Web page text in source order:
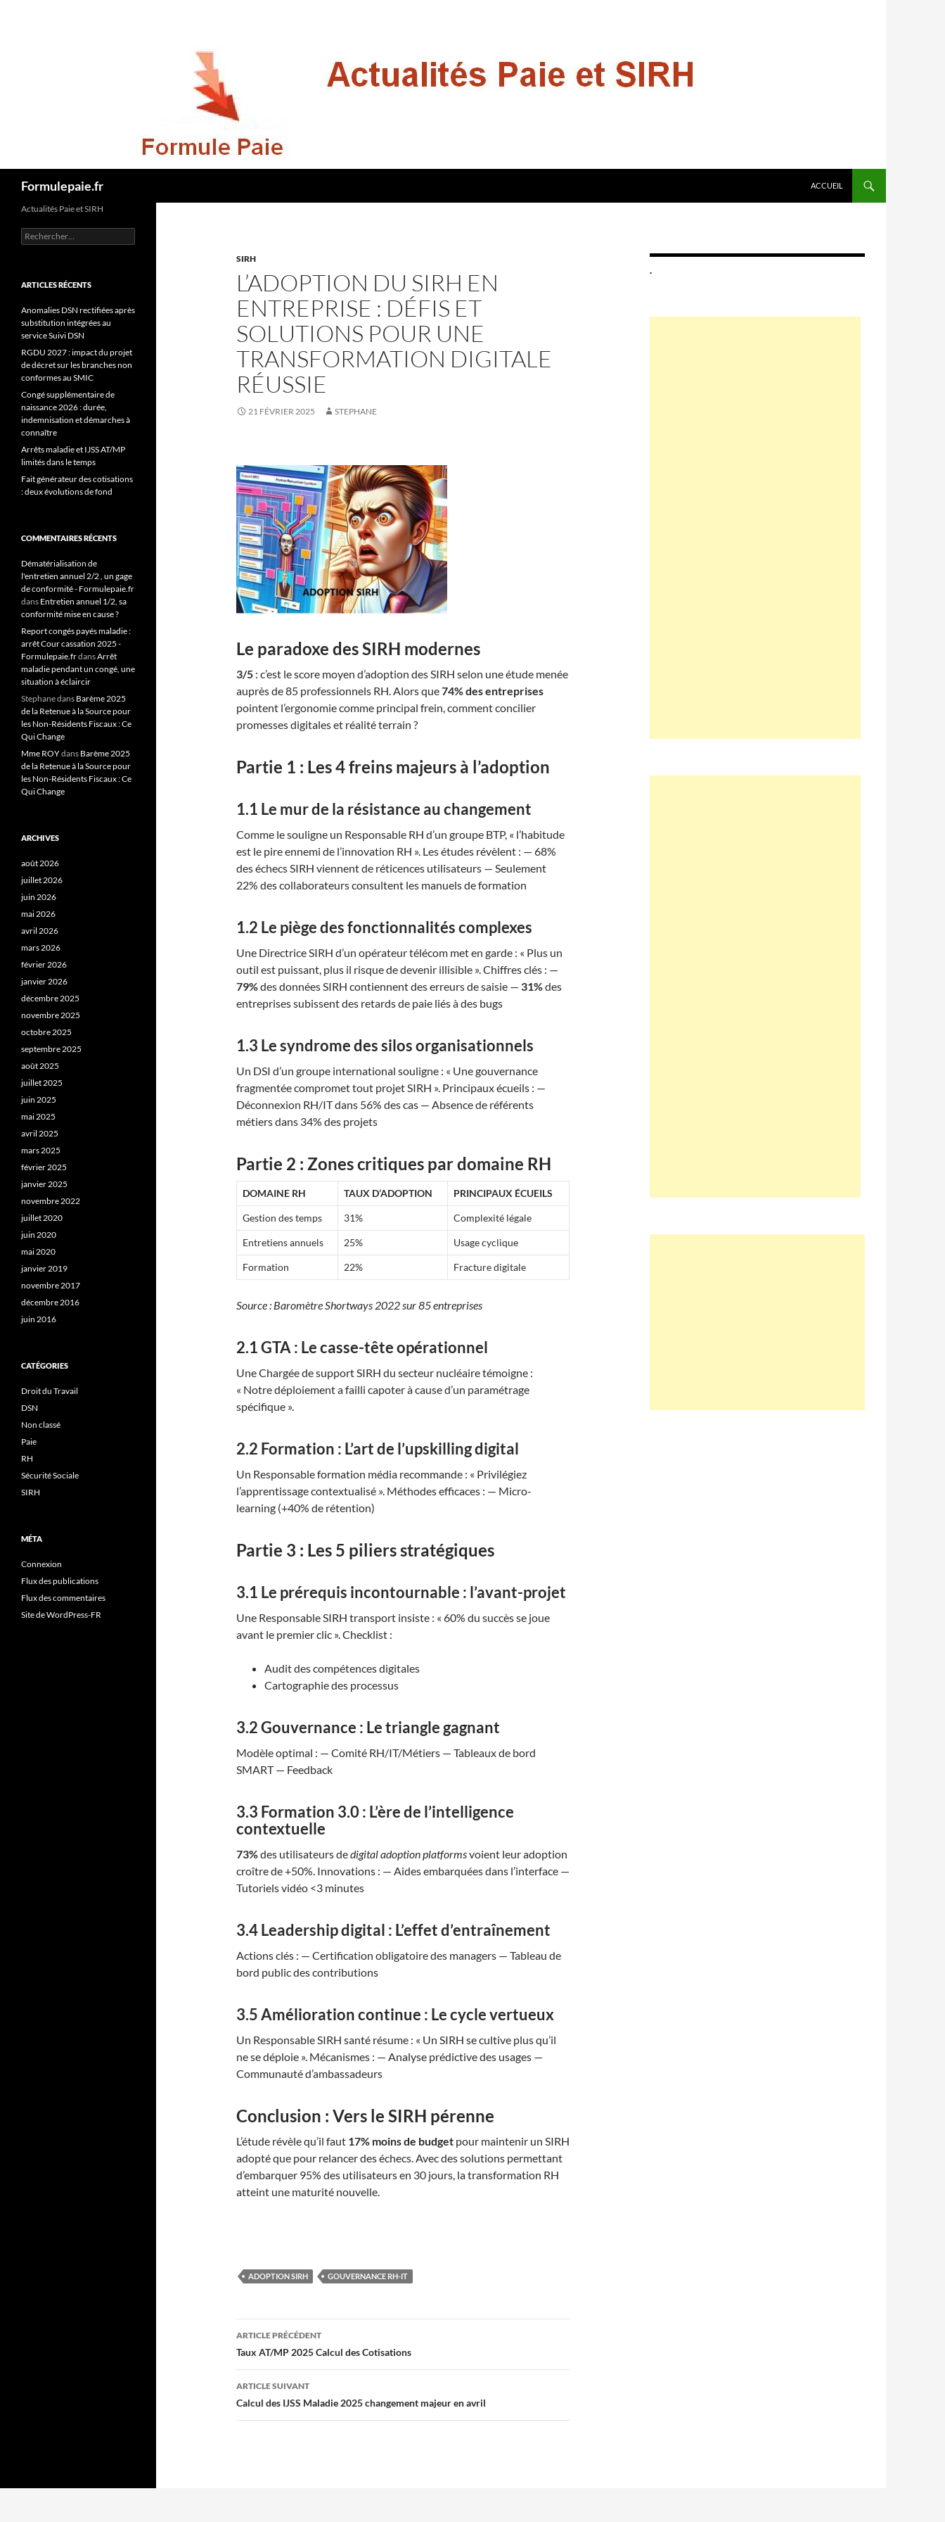
Formulepaie.fr
ACCUEIL
SIRH
L’ADOPTION DU SIRH EN
ENTREPRISE : DÉFIS ET
SOLUTIONS POUR UNE
TRANSFORMATION DIGITALE
RÉUSSIE
21 FÉVRIER 2025 STEPHANE
Le paradoxe des SIRH modernes
3/5 : c’est le score moyen d’adoption des SIRH selon une étude menée
auprès de 85 professionnels RH. Alors que74% des entreprises
pointent l’ergonomie comme principal frein, comment concilier
promesses digitales et réalité terrain ?
Partie 1 : Les 4 freins majeurs à l’adoption
1.1 Le mur de la résistance au changement
Comme le souligne un Responsable RH d’un groupe BTP, « l’habitude
est le pire ennemi de l’innovation RH ». Les études révèlent : — 68%
des échecs SIRH viennent de réticences utilisateurs — Seulement
22% des collaborateurs consultent les manuels de formation
1.2 Le piège des fonctionnalités complexes
Une Directrice SIRH d’un opérateur télécom met en garde : « Plus un
outil est puissant, plus il risque de devenir illisible ». Chiffres clés : —
79%des données SIRH contiennent des erreurs de saisie — 31%des
entreprises subissent des retards de paie liés à des bugs
1.3 Le syndrome des silos organisationnels
Un DSI d’un groupe international souligne : « Une gouvernance
fragmentée compromet tout projet SIRH ». Principaux écueils : —
Déconnexion RH/IT dans 56% des cas — Absence de référents
métiers dans 34% des projets
Partie 2 : Zones critiques par domaine RH
DOMAINE RH TAUX D’ADOPTION PRINCIPAUX ÉCUEILS
Gestion des temps 31% Complexité légale
Entretiens annuels 25% Usage cyclique
Formation 22% Fracture digitale
Source : Baromètre Shortways 2022 sur 85 entreprises
2.1 GTA : Le casse-tête opérationnel
Une Chargée de support SIRH du secteur nucléaire témoigne :
« Notre déploiement a failli capoter à cause d’un paramétrage
spécifique ».
2.2 Formation : L’art de l’upskilling digital
Un Responsable formation média recommande : « Privilégiez
l’apprentissage contextualisé ». Méthodes efficaces : — Micro-
learning (+40% de rétention)
Partie 3 : Les 5 piliers stratégiques
3.1 Le prérequis incontournable : l’avant-projet
Une Responsable SIRH transport insiste : « 60% du succès se joue
avant le premier clic ». Checklist :
Audit des compétences digitales
Cartographie des processus
3.2 Gouvernance : Le triangle gagnant
Modèle optimal : — Comité RH/IT/Métiers — Tableaux de bord
SMART — Feedback
3.3 Formation 3.0 : L’ère de l’intelligence
contextuelle
73%des utilisateurs dedigital adoption platformsvoient leur adoption
croître de +50%. Innovations : — Aides embarquées dans l’interface —
Tutoriels vidéo <3 minutes
3.4 Leadership digital : L’effet d’entraînement
Actions clés : — Certification obligatoire des managers — Tableau de
bord public des contributions
3.5 Amélioration continue : Le cycle vertueux
Un Responsable SIRH santé résume : « Un SIRH se cultive plus qu’il
ne se déploie ». Mécanismes : — Analyse prédictive des usages —
Communauté d’ambassadeurs
Conclusion : Vers le SIRH pérenne
L’étude révèle qu’il faut 17% moins de budget pour maintenir un SIRH
adopté que pour relancer des échecs. Avec des solutions permettant
d’embarquer 95% des utilisateurs en 30 jours, la transformation RH
atteint une maturité nouvelle.
ADOPTION SIRH GOUVERNANCE RH-IT
Navigation
des
articles
ARTICLE PRÉCÉDENT
Taux AT/MP 2025 Calcul des Cotisations
ARTICLE SUIVANT
Calcul des IJSS Maladie 2025 changement majeur en avril
.
Actualités Paie et SIRH
Rechercher :
ARTICLES RÉCENTS
Anomalies DSN rectifiées après
substitution intégrées au
service Suivi DSN
RGDU 2027 : impact du projet
de décret sur les branches non
conformes au SMIC
Congé supplémentaire de
naissance 2026 : durée,
indemnisation et démarches à
connaître
Arrêts maladie et IJSS AT/MP
limités dans le temps
Fait générateur des cotisations
: deux évolutions de fond
COMMENTAIRES RÉCENTS
Dématérialisation de
l'entretien annuel 2/2 , un gage
de conformité - Formulepaie.fr
dans Entretien annuel 1/2, sa
conformité mise en cause ?
Report congés payés maladie :
arrêt Cour cassation 2025 -
Formulepaie.frdansArrêt
maladie pendant un congé, une
situation à éclaircir
Stephanedans Barème 2025
de la Retenue à la Source pour
les Non-Résidents Fiscaux : Ce
Qui Change
Mme ROYdans Barème 2025
de la Retenue à la Source pour
les Non-Résidents Fiscaux : Ce
Qui Change
ARCHIVES
août 2026
juillet 2026
juin 2026
mai 2026
avril 2026
mars 2026
février 2026
janvier 2026
décembre 2025
novembre 2025
octobre 2025
septembre 2025
août 2025
juillet 2025
juin 2025
mai 2025
avril 2025
mars 2025
février 2025
janvier 2025
novembre 2022
juillet 2020
juin 2020
mai 2020
janvier 2019
novembre 2017
décembre 2016
juin 2016
CATÉGORIES
Droit du Travail
DSN
Non classé
Paie
RH
Sécurité Sociale
SIRH
MÉTA
Connexion
Flux des publications
Flux des commentaires
Site de WordPress-FR